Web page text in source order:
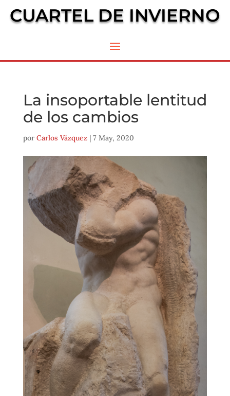
CUARTEL DE INVIERNO
La insoportable lentitud
de los cambios
por Carlos Vázquez| 7 May, 2020